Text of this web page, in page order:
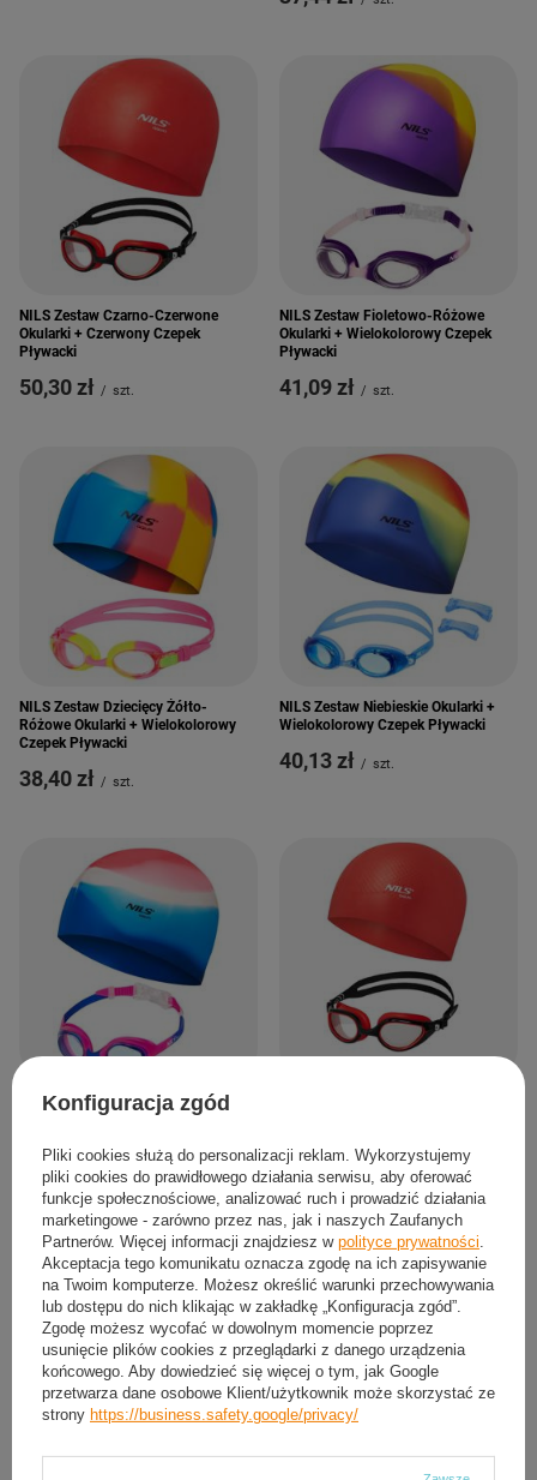
NILS Zestaw Czarno-Czerwone
Okularki + Czerwony Czepek
Pływacki
50,30 zł / szt.
NILS Zestaw Fioletowo-Różowe
Okularki + Wielokolorowy Czepek
Pływacki
41,09 zł / szt.
NILS Zestaw Dziecięcy Żółto-
Różowe Okularki + Wielokolorowy
Czepek Pływacki
38,40 zł / szt.
NILS Zestaw Niebieskie Okularki +
Wielokolorowy Czepek Pływacki
40,13 zł / szt.
NILS Zestaw Różowo-Niebieskie
Okularki + Wielokolorowy Czepek
37,44 zł / szt. 46,94 zł / szt.
Konfiguracja zgód
Pliki cookies służą do personalizacji reklam. Wykorzystujemy
pliki cookies do prawidłowego działania serwisu, aby oferować
funkcje społecznościowe, analizować ruch i prowadzić działania
marketingowe - zarówno przez nas, jak i naszych Zaufanych
Partnerów. Więcej informacji znajdziesz w polityce prywatności
Akceptacja tego komunikatu oznacza zgodę na ich zapisywanie
na Twoim komputerze. Możesz określić warunki przechowywania
lub dostępu do nich klikając w zakładkę „Konfiguracja zgód”.
Zgodę możesz wycofać w dowolnym momencie poprzez
usunięcie plików cookies z przeglądarki z danego urządzenia
końcowego. Aby dowiedzieć się więcej o tym, jak Google
przetwarza dane osobowe Klient/użytkownik może skorzystać ze
strony https://business.safety.google/privacy/